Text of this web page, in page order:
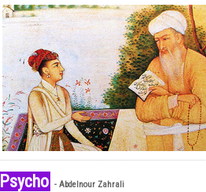
Psycho - Abdelnour Zahrali